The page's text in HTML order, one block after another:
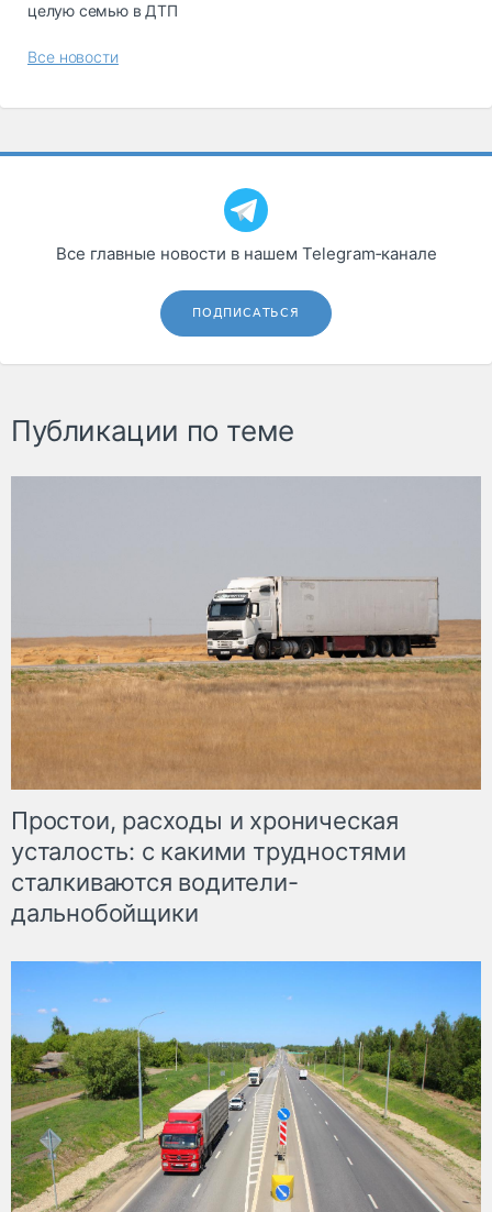
целую семью в ДТП
Все новости
Все главные новости в нашем Telegram‑канале
ПОДПИСАТЬСЯ
Публикации по теме
Простои, расходы и хроническая
усталость: с какими трудностями
сталкиваются водители-
дальнобойщики